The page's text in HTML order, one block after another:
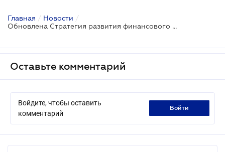
Главная / Новости /
Обновлена Стратегия развития финансового сектора Украины
Оставьте комментарий
Войдите, чтобы оставить
комментарий
войти